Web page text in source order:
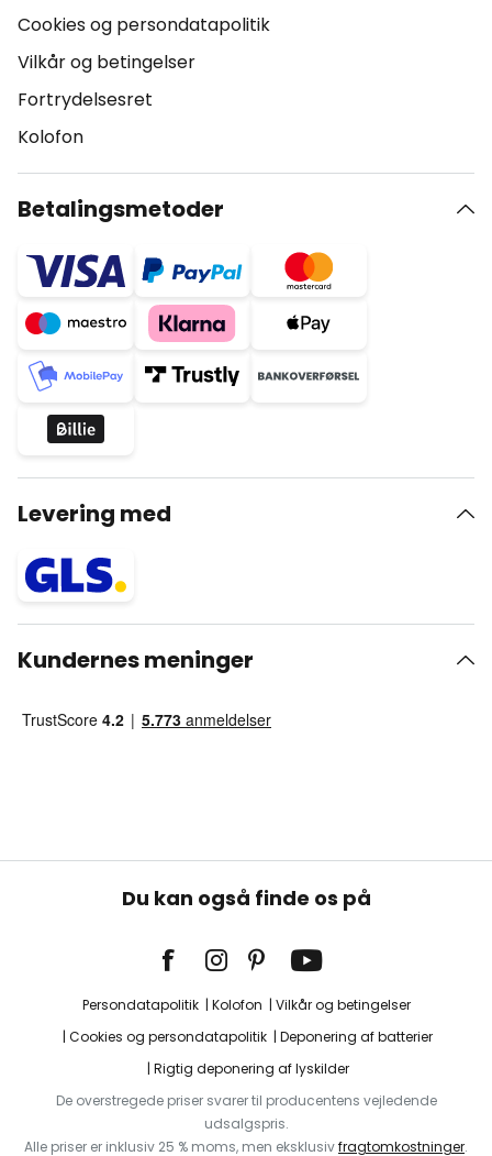
Cookies og persondatapolitik
Vilkår og betingelser
Fortrydelsesret
Kolofon
Betalingsmetoder
Levering med
Kundernes meninger
Du kan også finde os på
Persondatapolitik Kolofon
Vilkår og betingelser
Cookies og persondatapolitik
Deponering af batterier
Rigtig deponering af lyskilder
De overstregede priser svarer til producentens vejledende
udsalgspris.
Alle priser er inklusiv 25 % moms, men eksklusivfragtomkostninger.